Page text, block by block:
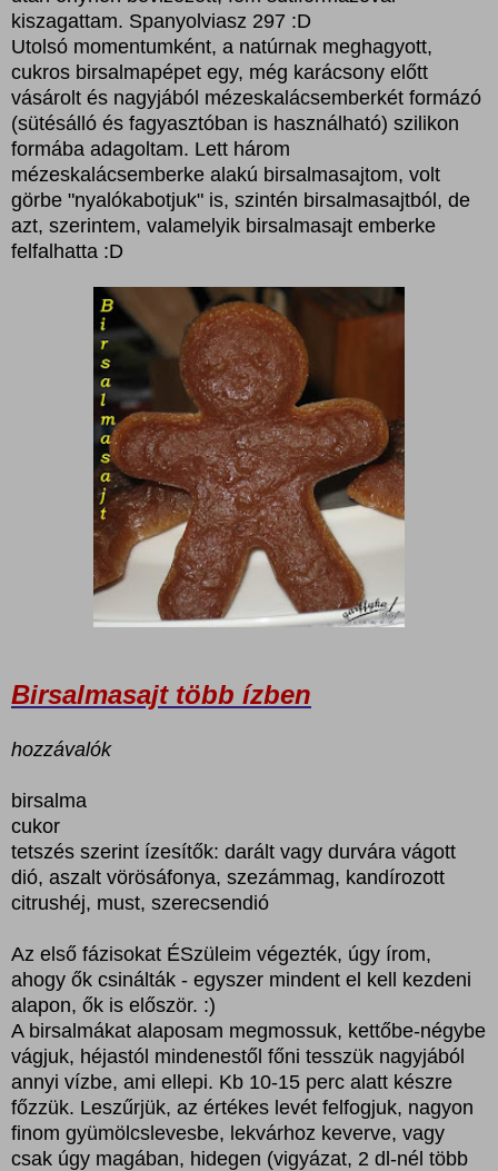
kiszagattam. Spanyolviasz 297 :D
Utolsó momentumként, a natúrnak meghagyott,
cukros birsalmapépet egy, még karácsony előtt
vásárolt és nagyjából mézeskalácsemberkét formázó
(sütésálló és fagyasztóban is használható) szilikon
formába adagoltam. Lett három
mézeskalácsemberke alakú birsalmasajtom, volt
görbe "nyalókabotjuk" is, szintén birsalmasajtból, de
azt, szerintem, valamelyik birsalmasajt emberke
felfalhatta :D
Birsalmasajt több ízben
hozzávalók
birsalma
cukor
tetszés szerint ízesítők: darált vagy durvára vágott
dió, aszalt vörösáfonya, szezámmag, kandírozott
citrushéj, must, szerecsendió
Az első fázisokat ÉSzüleim végezték, úgy írom,
ahogy ők csinálták - egyszer mindent el kell kezdeni
alapon, ők is először. :)
A birsalmákat alaposam megmossuk, kettőbe-négybe
vágjuk, héjastól mindenestől főni tesszük nagyjából
annyi vízbe, ami ellepi. Kb 10-15 perc alatt készre
főzzük. Leszűrjük, az értékes levét felfogjuk, nagyon
finom gyümölcslevesbe, lekvárhoz keverve, vagy
csak úgy magában, hidegen (vigyázat, 2 dl-nél több